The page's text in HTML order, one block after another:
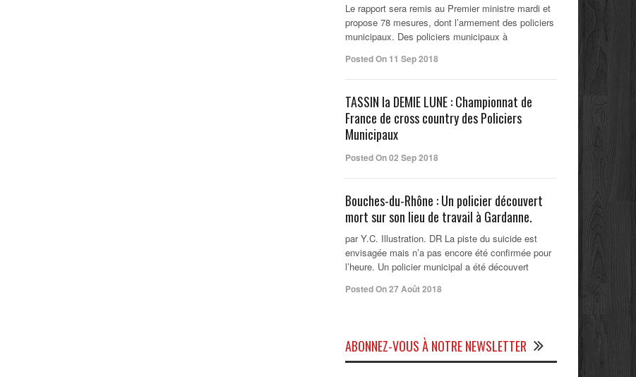
Le rapport sera remis au Premier ministre mardi et
propose 78 mesures, dont l’armement des policiers
municipaux. Des policiers municipaux à
Posted On 11 Sep 2018
TASSIN la DEMIE LUNE : Championnat de
France de cross country des Policiers
Municipaux
Posted On 02 Sep 2018
Bouches-du-Rhône : Un policier découvert
mort sur son lieu de travail à Gardanne.
par Y.C. Illustration. DR La piste du suicide est
envisagée mais n’a pas encore été confirmée pour
l’heure. Un policier municipal a été découvert
Posted On 27 Août 2018
ABONNEZ-VOUS À NOTRE NEWSLETTER